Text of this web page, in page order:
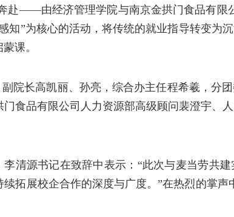
赴——由经济管理学院与南京金拱门食品有限
知”为核心的活动，将传统的就业指导转变为
蒙课。
院长高凯丽、孙亮，综合办主任程希羲，分
门食品有限公司人力资源部高级顾问裴澄宇、
李清源书记在致辞中表示： “此次与麦当劳共
拓展校企合作的深度与广度。”在热烈的掌声